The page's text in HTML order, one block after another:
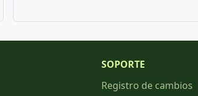
SOPORTE
Registro de cambios